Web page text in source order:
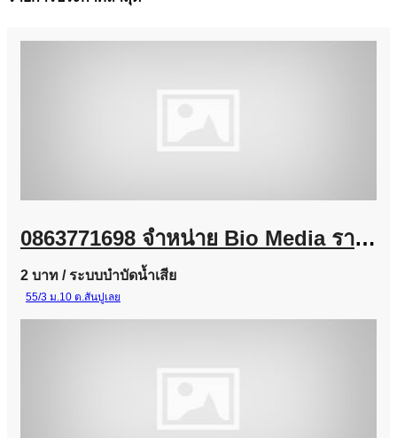
0863771698 จำหน่าย Bio Media ราคาส่ง สำหรับโรงงานและงานระบบบำบัดน้ำเสีย
2 บาท / ระบบบำบัดน้ำเสีย
55/3 ม.10 ต.สันปูเลย